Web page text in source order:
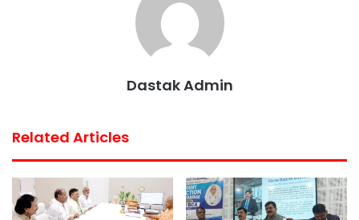
Dastak Admin
Related Articles